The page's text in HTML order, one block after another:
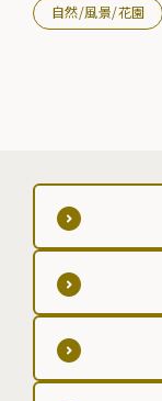
自然/風景/花園